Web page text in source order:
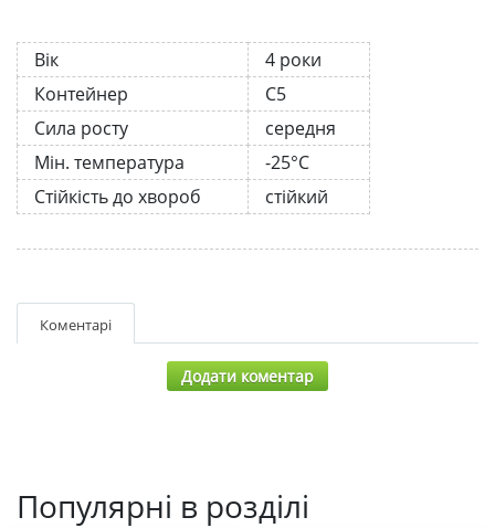
Вік
4 роки
Контейнер
С5
Сила росту
середня
Мін. температура
-25°C
Стійкість до хвороб
стійкий
Коментарі
Додати коментар
Популярні в розділі